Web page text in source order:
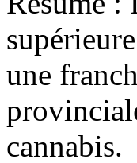
une
cannabis.